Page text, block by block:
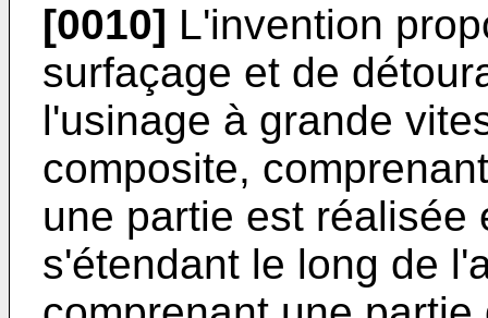
[0010] L'invention
surfaçage et de
l'usinage à grande
composite,
une partie est réalisée
s'étendant le long de